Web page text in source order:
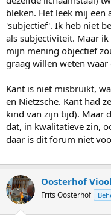
bleken. Het leek mij
'subjectief'. Ik heb niet
als subjectiviteit. Maar
mijn mening objectief
graag willen weten
Kant is niet misbruikt,
en Nietzsche. Kant had
kind van zijn tijd). Maar
dat, in kwalitatieve zin,
daar is dit forum niet
Oosterhof
Frits Oosterhof